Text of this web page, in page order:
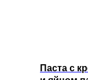
Паста с